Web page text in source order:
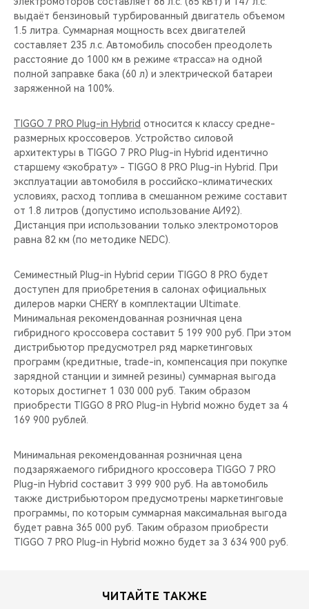
выдаёт бензиновый турбированный двигатель объемом
1.5 литра. Суммарная мощность всех двигателей
составляет 235 л.с. Автомобиль способен преодолеть
расстояние до 1000 км в режиме «трасса» на одной
полной заправке бака (60 л) и электрической батареи
заряженной на 100%.
TIGGO 7 PRO Plug-in Hybrid относится к классу средне-
размерных кроссоверов. Устройство силовой
архитектуры в TIGGO 7 PRO Plug-in Hybrid идентично
старшему «экобрату» - TIGGO 8 PRO Plug-in Hybrid. При
эксплуатации автомобиля в российско-климатических
условиях, расход топлива в смешанном режиме составит
от 1.8 литров (допустимо использование АИ92).
Дистанция при использовании только электромоторов
равна 82 км (по методике NEDC).
Семиместный Plug-in Hybrid серии TIGGO 8 PRO будет
доступен для приобретения в салонах официальных
дилеров марки CHERY в комплектации Ultimate.
Минимальная рекомендованная розничная цена
гибридного кроссовера составит 5 199 900 руб. При этом
дистрибьютор предусмотрел ряд маркетинговых
программ (кредитные, trade-in, компенсация при покупке
зарядной станции и зимней резины) суммарная выгода
которых достигнет 1 030 000 руб. Таким образом
приобрести TIGGO 8 PRO Plug-in Hybrid можно будет за 4
169 900 рублей.
Минимальная рекомендованная розничная цена
подзаряжаемого гибридного кроссовера TIGGO 7 PRO
Plug-in Hybrid составит 3 999 900 руб. На автомобиль
также дистрибьютором предусмотрены маркетинговые
программы, по которым суммарная максимальная выгода
будет равна 365 000 руб. Таким образом приобрести
TIGGO 7 PRO Plug-in Hybrid можно будет за 3 634 900 руб.
ЧИТАЙТЕ ТАКЖЕ